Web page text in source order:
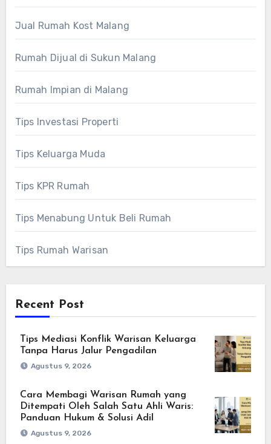
Jual Rumah Kost Malang
Rumah Dijual di Sukun Malang
Rumah Impian di Malang
Tips Investasi Properti
Tips Keluarga Muda
Tips KPR Rumah
Tips Menabung Untuk Beli Rumah
Tips Rumah Warisan
Recent Post
Tips Mediasi Konflik Warisan Keluarga
Tanpa Harus Jalur Pengadilan
Agustus 9, 2026
Cara Membagi Warisan Rumah yang
Ditempati Oleh Salah Satu Ahli Waris:
Panduan Hukum & Solusi Adil
Agustus 9, 2026